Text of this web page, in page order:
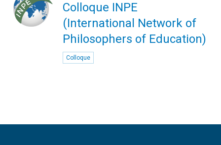
Colloque INPE
(International Network of
Philosophers of Education)
Colloque